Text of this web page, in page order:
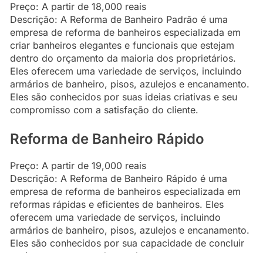
Preço: A partir de 18,000 reais
Descrição: A Reforma de Banheiro Padrão é uma
empresa de reforma de banheiros especializada em
criar banheiros elegantes e funcionais que estejam
dentro do orçamento da maioria dos proprietários.
Eles oferecem uma variedade de serviços, incluindo
armários de banheiro, pisos, azulejos e encanamento.
Eles são conhecidos por suas ideias criativas e seu
compromisso com a satisfação do cliente.
Reforma de Banheiro Rápido
Preço: A partir de 19,000 reais
Descrição: A Reforma de Banheiro Rápido é uma
empresa de reforma de banheiros especializada em
reformas rápidas e eficientes de banheiros. Eles
oferecem uma variedade de serviços, incluindo
armários de banheiro, pisos, azulejos e encanamento.
Eles são conhecidos por sua capacidade de concluir